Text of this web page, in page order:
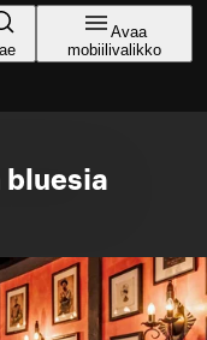
Avaa
mobiilivalikko
bluesia